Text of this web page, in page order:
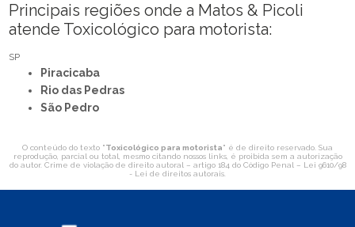
Principais regiões onde a Matos & Picoli
atende Toxicológico para motorista:
SP
Piracicaba
Rio das Pedras
São Pedro
O conteúdo do texto "Toxicológico para motorista" é de direito reservado. Sua
reprodução, parcial ou total, mesmo citando nossos links, é proibida sem a autorização
do autor. Crime de violação de direito autoral – artigo 184 do Código Penal – Lei 9610/98
- Lei de direitos autorais